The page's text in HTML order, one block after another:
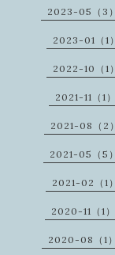
2023-05（3）
2023-01（1）
2022-10（1）
2021-11（1）
2021-08（2）
2021-05（5）
2021-02（1）
2020-11（1）
2020-08（1）